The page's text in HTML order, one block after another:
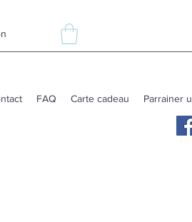
FAQ Carte cadeau Parrainer